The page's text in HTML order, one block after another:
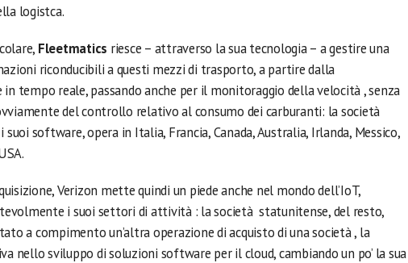
logistca.
Fleetmatics riesce – attraverso la sua tecnologia – a gestire una
riconducibili a questi mezzi di trasporto, a partire dalla
tempo reale, passando anche per il monitoraggio della velocità , senza
del controllo relativo al consumo dei carburanti: la società
suoi software, opera in Italia, Francia, Canada, Australia, Irlanda, Messico,
Verizon mette quindi un piede anche nel mondo dell’IoT,
i suoi settori di attività : la società statunitense, del resto,
a compimento un’altra operazione di acquisto di una società , la
nello sviluppo di soluzioni software per il cloud, cambiando un po’ la sua